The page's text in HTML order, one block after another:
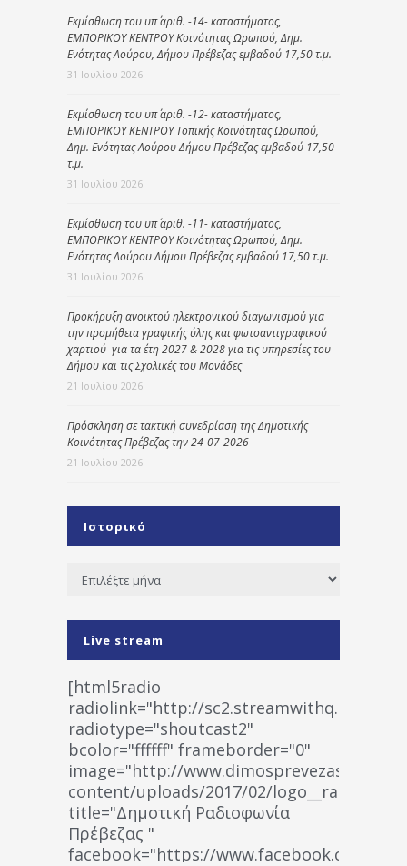
Εκμίσθωση του υπ΄ αριθ. -14- καταστήματος,
ΕΜΠΟΡΙΚΟΥ ΚΕΝΤΡΟΥ Κοινότητας Ωρωπού, Δημ.
Ενότητας Λούρου, Δήμου Πρέβεζας εμβαδού 17,50 τ.μ.
31 Ιουλίου 2026
Εκμίσθωση του υπ΄ αριθ. -12- καταστήματος,
ΕΜΠΟΡΙΚΟΥ ΚΕΝΤΡΟΥ Τοπικής Κοινότητας Ωρωπού,
Δημ. Ενότητας Λούρου Δήμου Πρέβεζας εμβαδού 17,50
τ.μ.
31 Ιουλίου 2026
Εκμίσθωση του υπ΄ αριθ. -11- καταστήματος,
ΕΜΠΟΡΙΚΟΥ ΚΕΝΤΡΟΥ Κοινότητας Ωρωπού, Δημ.
Ενότητας Λούρου Δήμου Πρέβεζας εμβαδού 17,50 τ.μ.
31 Ιουλίου 2026
Προκήρυξη ανοικτού ηλεκτρονικού διαγωνισμού για
την προμήθεια γραφικής ύλης και φωτοαντιγραφικού
χαρτιού για τα έτη 2027 & 2028 για τις υπηρεσίες του
Δήμου και τις Σχολικές του Μονάδες
21 Ιουλίου 2026
Πρόσκληση σε τακτική συνεδρίαση της Δημοτικής
Κοινότητας Πρέβεζας την 24-07-2026
21 Ιουλίου 2026
Ιστορικό
Ιστορικό
Live stream
[html5radio
radiolink="http://
radiotype="shoutcast2"
bcolor="ffffff" frameborder="0"
image="http://www.dimosprevezas.gr/wp-
content/uploads/2017/02/
title="Δημοτική Ραδιοφωνία
Πρέβεζας "
facebook="https://www.facebook.com/